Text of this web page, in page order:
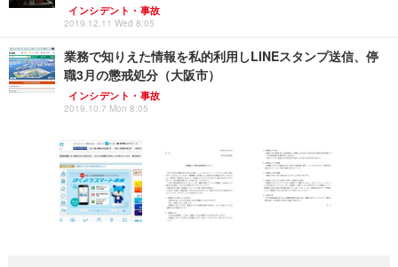
インシデント・事故
2019.12.11 Wed 8:05
業務で知りえた情報を私的利用しLINEスタンプ送信、停
職3月の懲戒処分（大阪市）
インシデント・事故
2019.10.7 Mon 8:05